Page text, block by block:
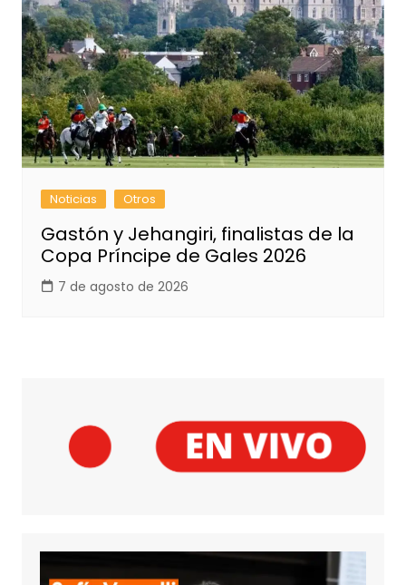
Noticias Otros
Gastón y Jehangiri, finalistas de la
Copa Príncipe de Gales 2026
7 de agosto de 2026